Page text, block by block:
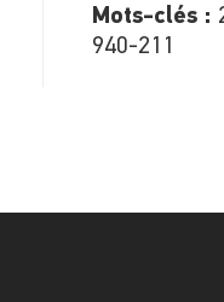
Mots-clés :
940-211